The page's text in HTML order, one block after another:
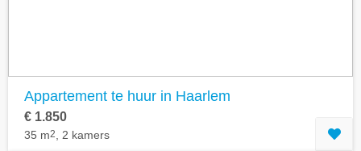
Appartement te huur in Haarlem
€ 1.850
35 m2 , 2 kamers